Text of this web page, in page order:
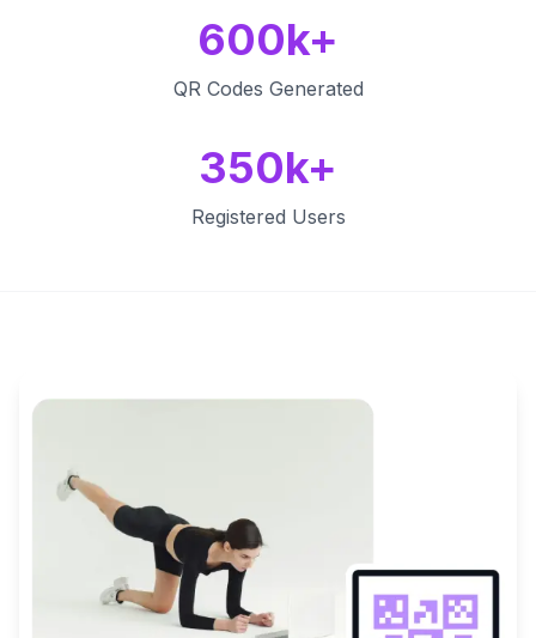
600k+
QR Codes Generated
350k+
Registered Users